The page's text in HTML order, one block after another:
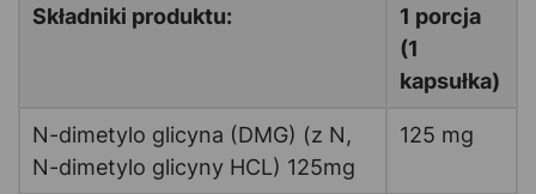
Składniki produktu:
1 porcja
(1
kapsułka)
N-dimetylo glicyna (DMG) (z N,
N-dimetylo glicyny HCL) 125mg
125 mg